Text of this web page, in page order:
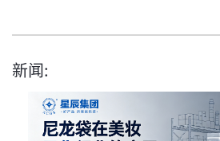
新闻: